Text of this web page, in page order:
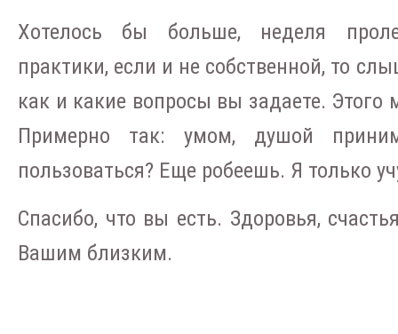
Хотелось бы больше, неделя
практики, если и не собственной, то
как и какие вопросы вы задаете. Этого
Примерно так: умом, душой
пользоваться? Еще робеешь. Я только
Спасибо, что вы есть. Здоровья,
Вашим близким.